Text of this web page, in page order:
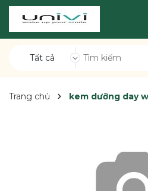
Tất cả
Trang chủ kem dưỡng day